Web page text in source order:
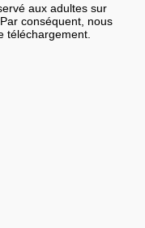
aux adultes sur
conséquent, nous
téléchargement.